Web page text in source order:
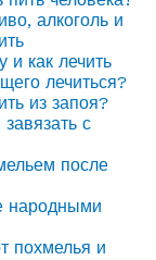
алкоголь и
и как лечить
лечиться?
из запоя?
с
после
народными
похмелья и